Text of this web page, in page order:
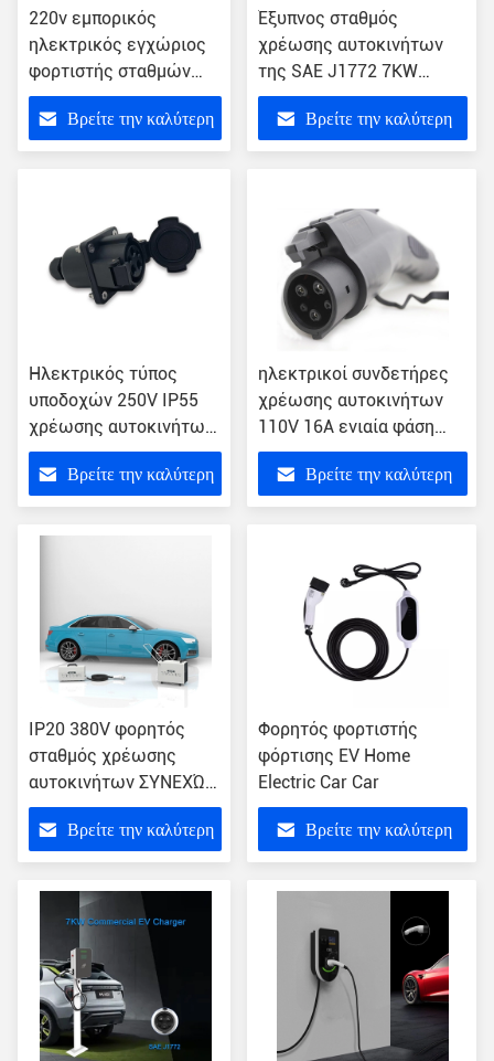
220v εμπορικός
ηλεκτρικός εγχώριος
φορτιστής σταθμών
χρέωσης αυτοκινήτων
50Hz 7KW EV
Βρείτε την καλύτερη
Έξυπνος σταθμός
χρέωσης αυτοκινήτων
της SAE J1772 7KW
16amp ηλεκτρικός
φορτιστής αυτοκινήτων
Βρείτε την καλύτερη
Ηλεκτρικός τύπος
υποδοχών 250V IP55
χρέωσης αυτοκινήτων
της SAE J1772 - φάση 2
Βρείτε την καλύτερη
ηλεκτρικοί συνδετήρες
χρέωσης αυτοκινήτων
110V 16A ενιαία φάση
SAEJ1772
Βρείτε την καλύτερη
IP20 380V φορητός
σταθμός χρέωσης
αυτοκινήτων ΣΥΝΕΧΏΝ
EV φορτιστών 15KW
κινητόςΒρείτε την καλύτερη
Φορητός φορτιστής
φόρτισης EV Home
Electric Car Car
Βρείτε την καλύτερη